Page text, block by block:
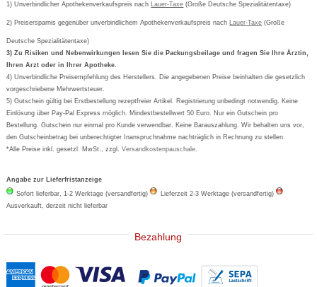
Cookie-Einstellungen
Vertrag widerrufen
Bestellschein ausfüllen
Newsletteranmeldung
Formoline
Wick
Eucerin
Basica
1) Unverbindlicher Apothekenverkaufspreis nach Lauer-Taxe (Große Deutsche Spezialitätentaxe)
2) Preisersparnis gegenüber unverbindlichem Apothekenverkaufspreis nach Lauer-Taxe (Große
Deutsche Spezialitätentaxe)
3) Zu Risiken und Nebenwirkungen lesen Sie die Packungsbeilage und fragen Sie Ihre Ärztin,
Ihren Arzt oder in Ihrer Apotheke.
4) Unverbindliche Preisempfehlung des Herstellers. Die angegebenen Preise beinhalten die gesetzlich
vorgeschriebene Mehrwertsteuer.
5) Gutschein gültig bei Erstbestellung rezeptfreier Artikel. Registrierung unbedingt notwendig. Keine
Einlösung über Pay-Pal Express möglich. Mindestbestellwert 50 Euro. Nur ein Gutschein pro
Bestellung. Gutschein nur einmal pro Kunde verwendbar. Keine Barauszahlung. Wir behalten uns vor,
den Gutscheinbetrag bei unberechtigter Inanspruchnahme nachträglich in Rechnung zu stellen.
*Alle Preise inkl. gesetzl. MwSt., zzgl.Versandkostenpauschale.
Angabe zur Lieferfristanzeige
Sofort lieferbar, 1-2 Werktage (versandfertig)
Lieferzeit 2-3 Werktage (versandfertig)
Ausverkauft, derzeit nicht lieferbar
Bezahlung